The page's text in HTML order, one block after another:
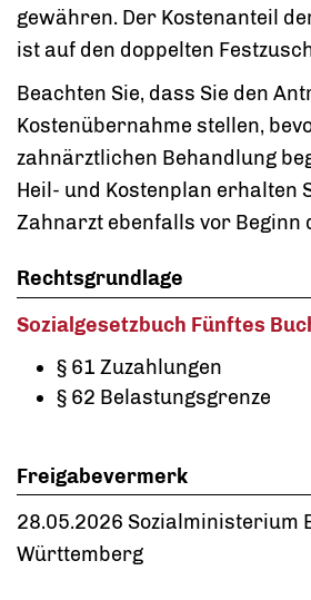
gewähren. Der Kostenanteil
ist auf den doppelten
Beachten Sie, dass Sie den
Kostenübernahme stellen,
zahnärztlichen Behandlung
Heil- und Kostenplan erhalten
Zahnarzt ebenfalls vor Beginn
Rechtsgrundlage
Sozialgesetzbuch Fünftes
§ 61 Zuzahlungen
§ 62 Belastungsgrenze
Freigabevermerk
28.05.2026 Sozialministerium
Württemberg